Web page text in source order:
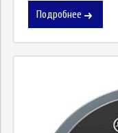
Подробнее